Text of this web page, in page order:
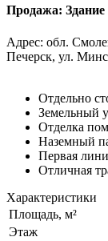
Продажа: Здание
Адрес: обл.
Печерск, ул.
Отдельно
Земельный
Отделка
Наземный
Первая
Отличная
Характеристики
Площадь, м²
Этаж